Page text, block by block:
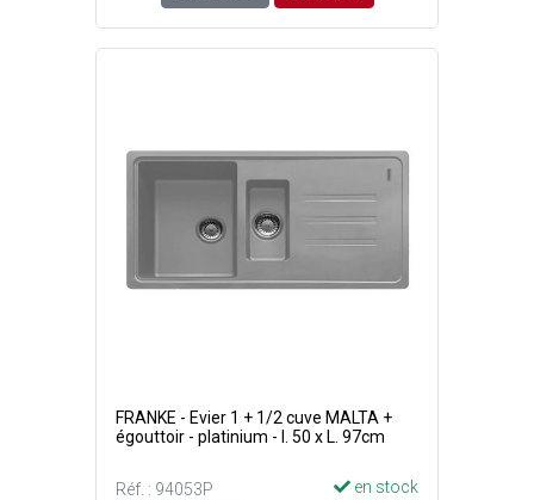
FRANKE - Evier 1 + 1/2 cuve MALTA +
égouttoir - platinium - l. 50 x L. 97cm
Réf. : 94053P
en stock